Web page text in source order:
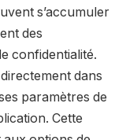
s’accumuler
des
confidentialité.
dans
paramètres de
Cette